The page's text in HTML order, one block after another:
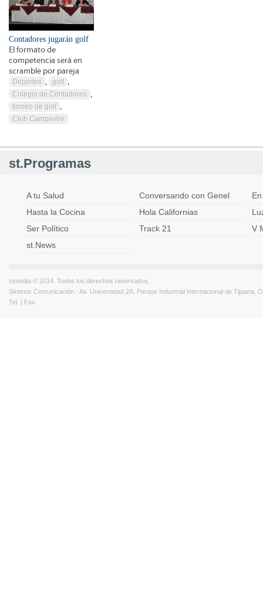
Contadores jugarán golf
El formato de
competencia será en
scramble por pareja
Deportes , golf ,
Colegio de Contadores ,
torneo de golf ,
Club Campestre
st.Programas
A tu Salud Conversando con Genel
Hasta la Cocina
Hola Californias
Ser Político
Track 21
V
st.News
stmedia © 2014. Todos los derechos reservados.
Síntesis Comunicación - Av. Universidad 2A, Parque Industrial Internacional de Tijuana,
Tel. | Fax